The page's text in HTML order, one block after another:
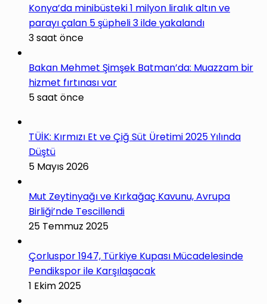
Konya’da minibüsteki 1 milyon liralık altın ve
parayı çalan 5 şüpheli 3 ilde yakalandı
3 saat önce
Bakan Mehmet Şimşek Batman’da: Muazzam bir
hizmet fırtınası var
5 saat önce
TÜİK: Kırmızı Et ve Çiğ Süt Üretimi 2025 Yılında
Düştü
5 Mayıs 2026
Mut Zeytinyağı ve Kırkağaç Kavunu, Avrupa
Birliği’nde Tescillendi
25 Temmuz 2025
Çorluspor 1947, Türkiye Kupası Mücadelesinde
Pendikspor ile Karşılaşacak
1 Ekim 2025